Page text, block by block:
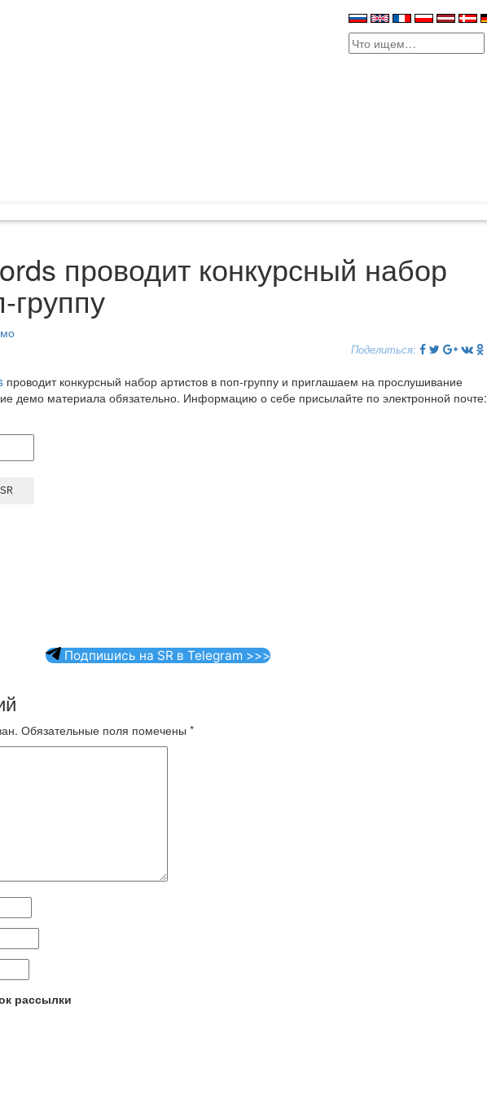
Search
for:
проводит конкурсный набор
группу
Поделиться:
проводит конкурсный набор артистов в поп-группу и приглашаем на прослушивание
демо материала обязательно. Информацию о себе присылайте по электронной почте:
Подпишись на SR в Telegram >>>
Обязательные поля помечены *
рассылки